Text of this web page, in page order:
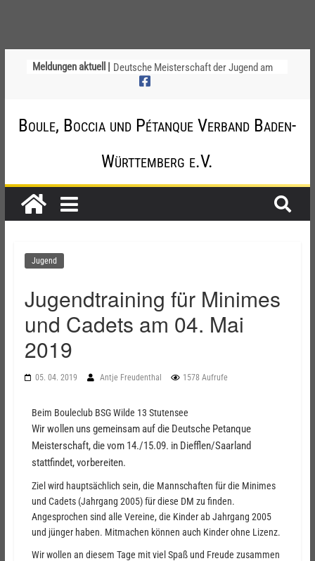
Meldungen aktuell | Deutsche Meisterschaft der Jugend am
12. / 13. September 2026 – die
am 20.09.2026
2026
Jahr beim TSV Badenia Feudenheim
Boule, Boccia und Pétanque Verband Baden-
Württemberg e.V.
Jugend
Jugendtraining für Minimes
und Cadets am 04. Mai
2019
05. 04. 2019 Antje Freudenthal 1578 Aufrufe
Beim Bouleclub BSG Wilde 13 Stutensee
Wir wollen uns gemeinsam auf die Deutsche Petanque
Meisterschaft, die vom 14./15.09. in Diefflen/Saarland
stattfindet, vorbereiten.
Ziel wird hauptsächlich sein, die Mannschaften für die Minimes
und Cadets (Jahrgang 2005) für diese DM zu finden.
Angesprochen sind alle Vereine, die Kinder ab Jahrgang 2005
und jünger haben. Mitmachen können auch Kinder ohne Lizenz.
Wir wollen an diesem Tage mit viel Spaß und Freude zusammen